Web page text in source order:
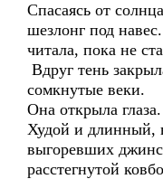
Спасаясь от
шезлонг под
читала, пока не
Вдруг тень
сомкнутые веки.
Она открыла
Худой и длинный,
выгоревших
расстегнутой